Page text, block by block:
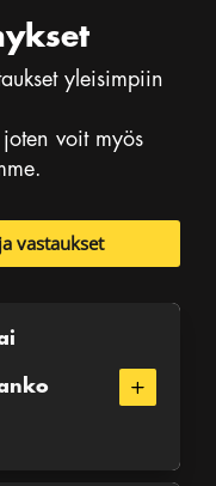
yleisimpiin
voit myös
vastaukset
L